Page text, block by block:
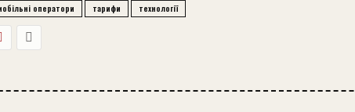
оператори тарифи технології